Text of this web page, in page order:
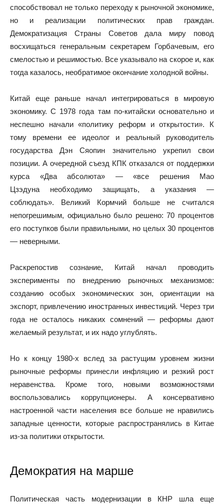
способствовал не только переходу к рыночной экономике,
но и реализации политических прав граждан.
Демократизация Страны Советов дала миру повод
восхищаться генеральным секретарем Горбачевым, его
смелостью и решимостью. Все указывало на скорое и, как
тогда казалось, необратимое окончание холодной войны.
Китай еще раньше начал интегрироваться в мировую
экономику. C 1978 года там по-китайски основательно и
неспешно начали «политику реформ и открытости». К
тому времени ее идеолог и реальный руководитель
государства Дэн Сяопин значительно укрепил свои
позиции. А очередной съезд КПК отказался от поддержки
курса «Два абсолюта» — «все решения Мао
Цзэдуна необходимо защищать, а указания —
соблюдать». Великий Кормчий больше не считался
непогрешимым, официально было решено: 70 процентов
его поступков были правильными, но целых 30 процентов
— неверными.
Раскрепостив сознание, Китай начал проводить
эксперименты по внедрению рыночных механизмов:
созданию особых экономических зон, ориентации на
экспорт, привлечению иностранных инвестиций. Через три
года не осталось никаких сомнений — реформы дают
желаемый результат, и их надо углублять.
Но к концу 1980-х вслед за растущим уровнем жизни
рыночные реформы принесли инфляцию и резкий рост
неравенства. Кроме того, новыми возможностями
воспользовались коррупционеры. А консервативно
настроенной части населения все больше не нравились
западные ценности, которые распространялись в Китае
из-за политики открытости.
Демократия на марше
Политическая часть модернизации в КНР шла еще